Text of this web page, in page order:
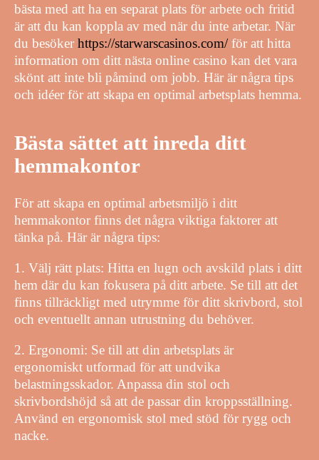
bästa med att ha en separat plats för arbete och fritid
är att du kan koppla av med när du inte arbetar. När
du besöker https://starwarscasinos.com/för att hitta
information om ditt nästa online casino kan det vara
skönt att inte bli påmind om jobb. Här är några tips
och idéer för att skapa en optimal arbetsplats hemma.
Bästa sättet att inreda ditt
hemmakontor
För att skapa en optimal arbetsmiljö i ditt
hemmakontor finns det några viktiga faktorer att
tänka på. Här är några tips:
1. Välj rätt plats: Hitta en lugn och avskild plats i ditt
hem där du kan fokusera på ditt arbete. Se till att det
finns tillräckligt med utrymme för ditt skrivbord, stol
och eventuellt annan utrustning du behöver.
2. Ergonomi: Se till att din arbetsplats är
ergonomiskt utformad för att undvika
belastningsskador. Anpassa din stol och
skrivbordshöjd så att de passar din kroppsställning.
Använd en ergonomisk stol med stöd för rygg och
nacke.